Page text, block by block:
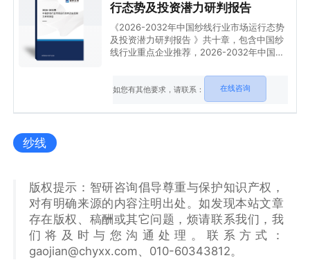
行态势及投资潜力研判报告
《2026-2032年中国纱线行业市场运行态势
及投资潜力研判报告 》共十章，包含中国纱
线行业重点企业推荐，2026-2032年中国纱
业研究总结及投资建议等内容。
如您有其他要求，请联系： 在线咨询
纱线
版权提示：智研咨询倡导尊重与保护知识产权，
对有明确来源的内容注明出处。如发现本站文章
存在版权、稿酬或其它问题，烦请联系我们，我
们将及时与您沟通处理。联系方式：
gaojian@chyxx.com、010-60343812。